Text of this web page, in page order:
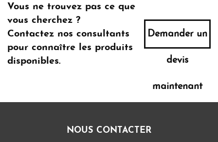
Vous ne trouvez pas ce que
vous cherchez ?
Contactez nos consultants
pour connaître les produits
disponibles.
Demander un
devis
maintenant
NOUS CONTACTER